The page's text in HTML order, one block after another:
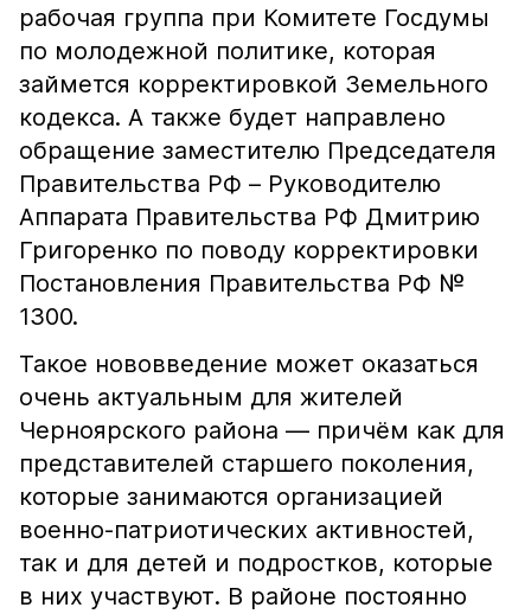
рабочая группа при Комитете Госдумы
по молодежной политике, которая
займется корректировкой Земельного
кодекса. А также будет направлено
обращение заместителю Председателя
Правительства РФ – Руководителю
Аппарата Правительства РФ Дмитрию
Григоренко по поводу корректировки
Постановления Правительства РФ №
1300.
Такое нововведение может оказаться
очень актуальным для жителей
Черноярского района — причём как для
представителей старшего поколения,
которые занимаются организацией
военно-патриотических активностей,
так и для детей и подростков, которые
в них участвуют. В районе постоянно